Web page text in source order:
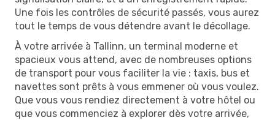
Une fois les contrôles de sécurité passés, vous aurez
tout le temps de vous détendre avant le décollage.
À votre arrivée à Tallinn, un terminal moderne et
spacieux vous attend, avec de nombreuses options
de transport pour vous faciliter la vie : taxis, bus et
navettes sont prêts à vous emmener où vous voulez.
Que vous vous rendiez directement à votre hôtel ou
que vous commenciez à explorer dès votre arrivée,